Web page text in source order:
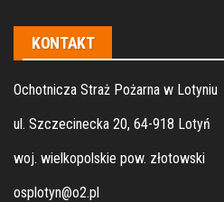
KONTAKT
Ochotnicza Straż Pożarna w Lotyniu
ul. Szczecinecka 20, 64-918 Lotyń
woj. wielkopolskie pow. złotowski
osplotyn@o2.pl